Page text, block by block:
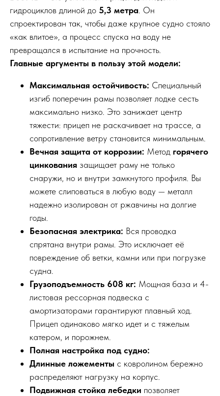
гидроциклов длиной до 5,3 метра . Он
спроектирован так, чтобы даже крупное судно стояло
«как влитое», а процесс спуска на воду не
превращался в испытание на прочность.
Главные аргументы в пользу этой модели:
Максимальная остойчивость: Специальный
изгиб поперечин рамы позволяет лодке сесть
максимально низко. Это занижает центр
тяжести: прицеп не раскачивает на трассе, а
сопротивление ветру становится минимальным.
Вечная защита от коррозии: Метод горячего
цинкования защищает раму не только
снаружи, но и внутри замкнутого профиля. Вы
можете слиповаться в любую воду — металл
надежно изолирован от ржавчины на долгие
годы.
Безопасная электрика: Вся проводка
спрятана внутри рамы. Это исключает её
повреждение об ветки, камни или при погрузке
судна.
Грузоподъемность 608 кг: Мощная база и 4-
листовая рессорная подвеска с
амортизаторами гарантируют плавный ход.
Прицеп одинаково мягко идет и с тяжелым
катером, и порожнем.
Полная настройка под судно:
Длинные ложементы с ковролином бережно
распределяют нагрузку на корпус.
Подвижная стойка лебедки позволяет